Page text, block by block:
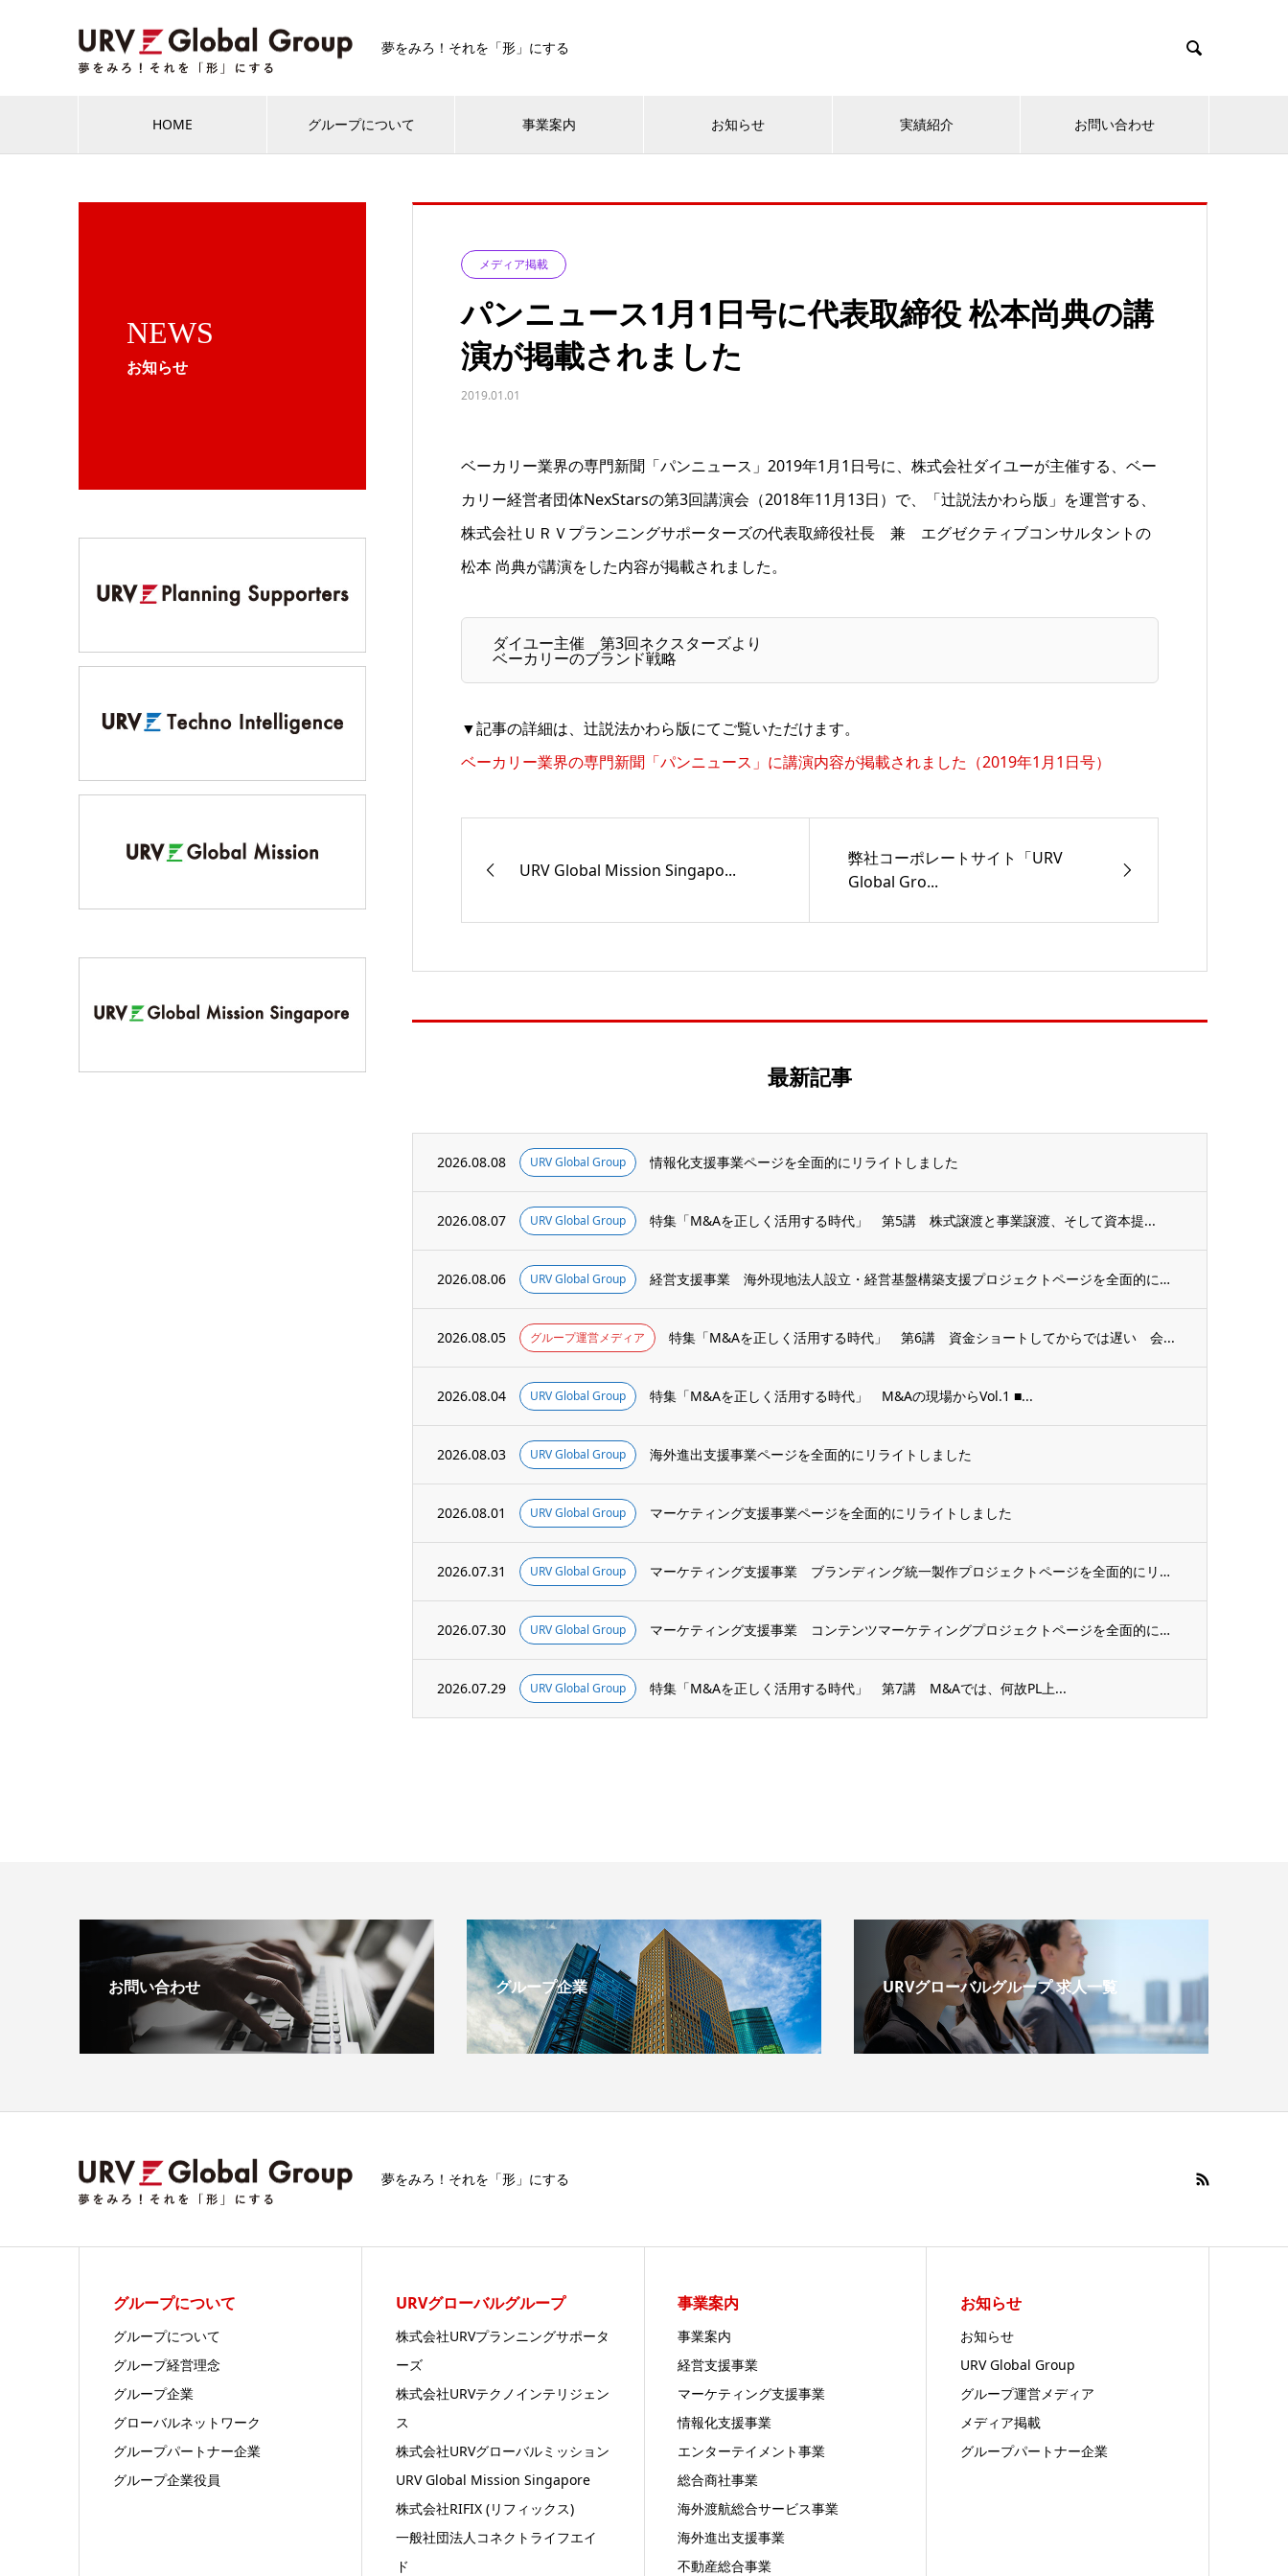
夢をみろ！それを「形」にする 
HOME グループについて 事業案内 お知らせ 実績紹介 お問い合わせ
NEWS
お知らせ
メディア掲載
パンニュース1月1日号に代表取締役 松本尚典の講
演が掲載されました
2019.01.01
ベーカリー業界の専門新聞「パンニュース」2019年1月1日号に、株式会社ダイユーが主催する、ベー
カリー経営者団体NexStarsの第3回講演会（2018年11月13日）で、「辻説法かわら版」を運営する、
株式会社ＵＲＶプランニングサポーターズの代表取締役社長 兼 エグゼクティブコンサルタントの
松本 尚典が講演をした内容が掲載されました。
ダイユー主催 第3回ネクスターズより
ベーカリーのブランド戦略
▼記事の詳細は、辻説法かわら版にてご覧いただけます。
ベーカリー業界の専門新聞「パンニュース」に講演内容が掲載されました（2019年1月1日号）
URV Global Mission Singapo...
弊社コーポレートサイト「URV
Global Gro...
最新記事
2026.08.08 URV Global Group 情報化支援事業ページを全面的にリライトしました
2026.08.07 URV Global Group 特集「M&Aを正しく活用する時代」 第5講 株式譲渡と事業譲渡、そして資本提...
2026.08.06 URV Global Group 経営支援事業 海外現地法人設立・経営基盤構築支援プロジェクトページを全面的にリライトし...
2026.08.05 グループ運営メディア 特集「M&Aを正しく活用する時代」 第6講 資金ショートしてからでは遅い 会...
2026.08.04 URV Global Group 特集「M&Aを正しく活用する時代」 M&Aの現場からVol.1 ■...
2026.08.03 URV Global Group 海外進出支援事業ページを全面的にリライトしました
2026.08.01 URV Global Group マーケティング支援事業ページを全面的にリライトしました
2026.07.31 URV Global Group マーケティング支援事業 ブランディング統一製作プロジェクトページを全面的にリライトしま...
2026.07.30 URV Global Group マーケティング支援事業 コンテンツマーケティングプロジェクトページを全面的にリライトし...
2026.07.29 URV Global Group 特集「M&Aを正しく活用する時代」 第7講 M&Aでは、何故PL上...
お問い合わせ グループ企業 URVグローバルグループ 求人一覧
夢をみろ！それを「形」にする
グループについて
グループについて
グループ経営理念
グループ企業
グローバルネットワーク
グループパートナー企業
グループ企業役員
URVグローバルグループ
株式会社URVプランニングサポータ
ーズ
株式会社URVテクノインテリジェン
ス
株式会社URVグローバルミッション
URV Global Mission Singapore
株式会社RIFIX (リフィックス)
一般社団法人コネクトライフエイ
ド
事業案内
事業案内
経営支援事業
マーケティング支援事業
情報化支援事業
エンターテイメント事業
総合商社事業
海外渡航総合サービス事業
海外進出支援事業
不動産総合事業
お知らせ
お知らせ
URV Global Group
グループ運営メディア
メディア掲載
グループパートナー企業